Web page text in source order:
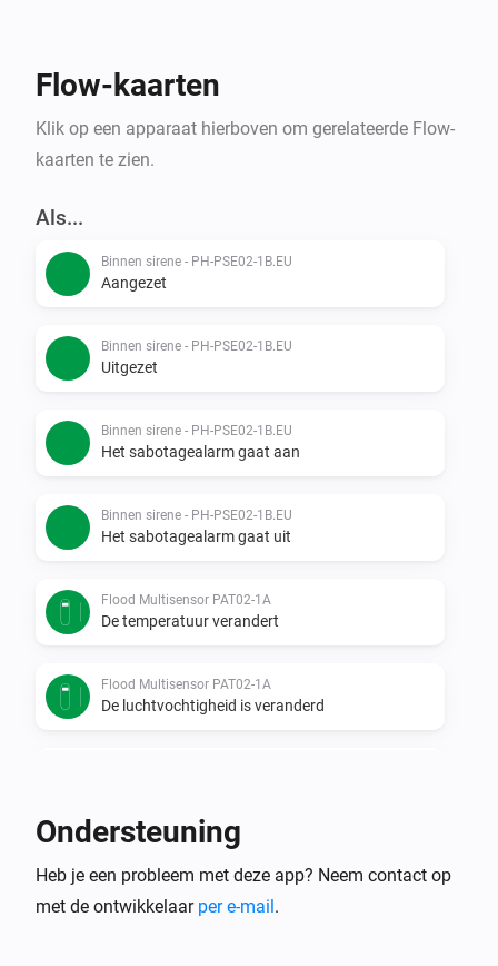
Flow-kaarten
Klik op een apparaat hierboven om gerelateerde Flow-
kaarten te zien.
Als...
Binnen sirene - PH-PSE02-1B.EU
Aangezet
Binnen sirene - PH-PSE02-1B.EU
Uitgezet
Binnen sirene - PH-PSE02-1B.EU
Het sabotagealarm gaat aan
Binnen sirene - PH-PSE02-1B.EU
Het sabotagealarm gaat uit
Flood Multisensor PAT02-1A
De temperatuur verandert
Flood Multisensor PAT02-1A
De luchtvochtigheid is veranderd
Flood Multisensor PAT02-1A
Het wateralarm gaat uit
Ondersteuning
Heb je een probleem met deze app? Neem contact op
met de ontwikkelaar per e-mail.